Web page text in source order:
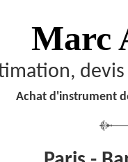
Marc
Achat d'instrument